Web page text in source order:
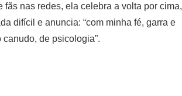
nas redes, ela celebra a volta por cima,
difícil e anuncia: “com minha fé, garra e
de psicologia”.